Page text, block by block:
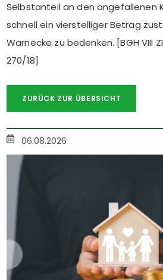
Selbstanteil an den angefallenen
schnell ein vierstelliger Betrag
Warnecke zu bedenken. [BGH VIII
270/18]
ZURÜCK ZUR ÜBERSICHT
06.08.2026